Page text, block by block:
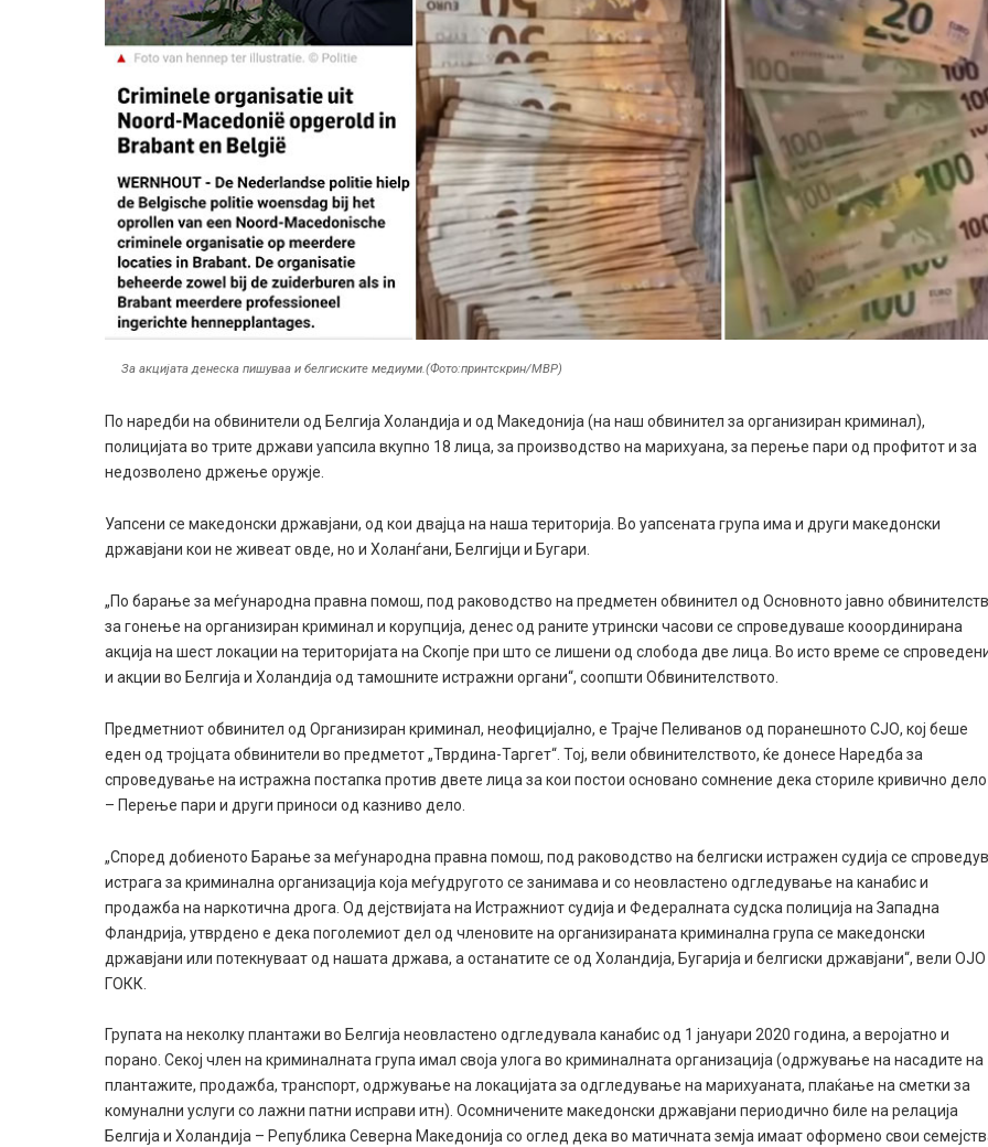
За акцијата денеска пишуваа и белгиските медиуми.(Фото:принтскрин/МВР)
По наредби на обвинители од Белгија Холандија и од Македонија (на наш обвинител за организиран криминал),
полицијата во трите држави уапсила вкупно 18 лица, за производство на марихуана, за перење пари од профитот и за
недозволено држење оружје.
Уапсени се македонски државјани, од кои двајца на наша територија. Во уапсената група има и други македонски
државјани кои не живеат овде, но и Холанѓани, Белгијци и Бугари.
„По барање за меѓународна правна помош, под раководство на предметен обвинител од Основното јавно
за гонење на организиран криминал и корупција, денес од раните утрински часови се спроведуваше кооординирана
акција на шест локации на територијата на Скопје при што се лишени од слобода две лица. Во исто време се
и акции во Белгија и Холандија од тамошните истражни органи“, соопшти Обвинителството.
Предметниот обвинител од Организиран криминал, неофицијално, е Трајче Пеливанов од поранешното СЈО, кој беше
еден од тројцата обвинители во предметот „Тврдина-Таргет“. Тој, вели обвинителството, ќе донесе Наредба за
спроведување на истражна постапка против двете лица за кои постои основано сомнение дека сториле кривично дело
– Перење пари и други приноси од казниво дело.
„Според добиеното Барање за меѓународна правна помош, под раководство на белгиски истражен судија се
истрага за криминална организација која меѓудругото се занимава и со неовластено одгледување на канабис и
продажба на наркотична дрога. Од дејствијата на Истражниот судија и Федералната судска полиција на Западна
Фландрија, утврдено е дека поголемиот дел од членовите на организираната криминална група се македонски
државјани или потекнуваат од нашата држава, а останатите се од Холандија, Бугарија и белгиски државјани“, вели ОЈО
ГОКК.
Групата на неколку плантажи во Белгија неовластено одгледувала канабис од 1 јануари 2020 година, а веројатно и
порано. Секој член на криминалната група имал своја улога во криминалната организација (одржување на насадите на
плантажите, продажба, транспорт, одржување на локацијата за одгледување на марихуаната, плаќање на сметки за
комунални услуги со лажни патни исправи итн). Осомничените македонски државјани периодично биле на релација
Белгија и Холандија – Република Северна Македонија со оглед дека во матичната земја имаат оформено свои